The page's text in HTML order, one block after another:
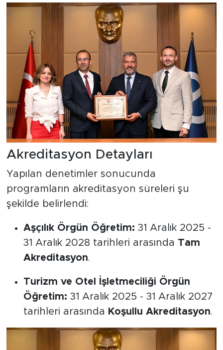
Akreditasyon Detayları
Yapılan denetimler sonucunda
programların akreditasyon süreleri şu
şekilde belirlendi:
Aşçılık Örgün Öğretim: 31 Aralık 2025 -
31 Aralık 2028 tarihleri arasında Tam
Akreditasyon.
Turizm ve Otel İşletmeciliği Örgün
Öğretim: 31 Aralık 2025 - 31 Aralık 2027
tarihleri arasında Koşullu Akreditasyon.